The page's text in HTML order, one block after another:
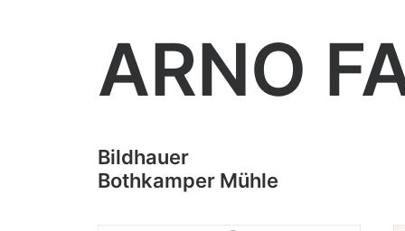
ARNO
Bildhauer
Bothkamper Mühle